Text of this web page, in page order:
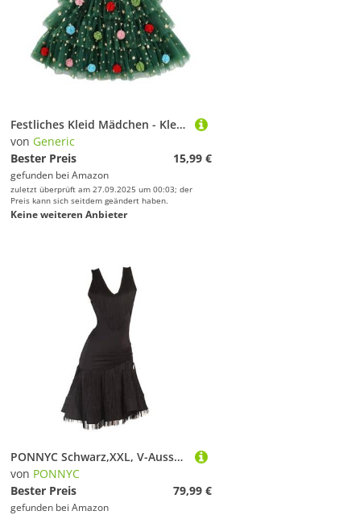
Festliches Kleid Mädchen - Kleinkind Mädchen Fliegen Ärmel Weihnachten Urlaub Party Kostüm Kleid Tanz Party Kleider
von Generic
Bester Preis
15,99 €
gefunden bei Amazon
zuletzt überprüft am 27.09.2025 um 00:03; der
Preis kann sich seitdem geändert haben.
Keine weiteren Anbieter
PONNYC Schwarz,XXL, V-Ausschnitt Latein Tänze Outfit Ärmellose Cha Cha Tanzkleidung Rückenfreie Gesellschafts Tanz Performance Kleider Tango Salsa Tanzkleidung Mit Quasten
von PONNYC
Bester Preis
79,99 €
gefunden bei Amazon